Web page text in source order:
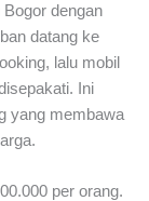
dengan
datang ke
lalu mobil
Ini
yang membawa
per orang.